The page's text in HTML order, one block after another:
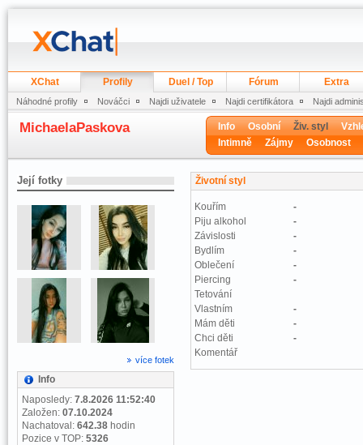
XChat Profily Duel / Top Fórum Extra
Náhodné profily Nováčci Najdi uživatele Najdi certifikátora Najdi
MichaelaPaskova Info Osobní Živ. styl
Intimně
Zájmy Osobnost
Její fotky
více fotek
Info
Naposledy: 7.8.2026 11:52:40
Založen: 07.10.2024
Nachatoval: 642.38 hodin
Pozice v TOP: 5326
Životní styl
Kouřím
-
Piju alkohol
-
Závislosti
-
Bydlím
-
Oblečení
-
Piercing
-
Tetování
Vlastním
-
Mám děti
-
Chci děti
-
Komentář